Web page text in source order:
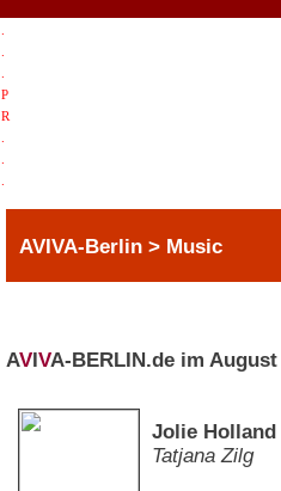
P
R
AVIVA-Berlin > Music
AV VA-BERLIN.de im August
Jolie
Tatjana Zilg